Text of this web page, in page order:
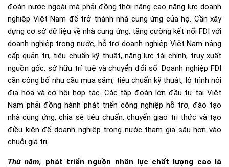
đoàn nước ngoài mà phải đồng thời nâng cao năng lực doanh
nghiệp Việt Nam để trở thành nhà cung ứng của họ. Cần xây
dựng cơ sở dữ liệu về nhà cung ứng, tăng cường kết nối FDI với
doanh nghiệp trong nước, hỗ trợ doanh nghiệp Việt Nam nâng
cấp quản trị, tiêu chuẩn kỹ thuật, năng lực tài chính, truy xuất
nguồn gốc, sở hữu trí tuệ và chuyển đổi số. Doanh nghiệp FDI
cần công bố nhu cầu mua sắm, tiêu chuẩn kỹ thuật, lộ trình nội
địa hóa và cơ hội hợp tác. Các tập đoàn lớn đầu tư tại Việt
Nam phải đồng hành phát triển công nghiệp hỗ trợ, đào tạo
nhà cung ứng, chia sẻ tiêu chuẩn, chuyển giao tri thức và tạo
điều kiện để doanh nghiệp trong nước tham gia sâu hơn vào
chuỗi giá trị.
Thứ năm, phát triển nguồn nhân lực chất lượng cao là